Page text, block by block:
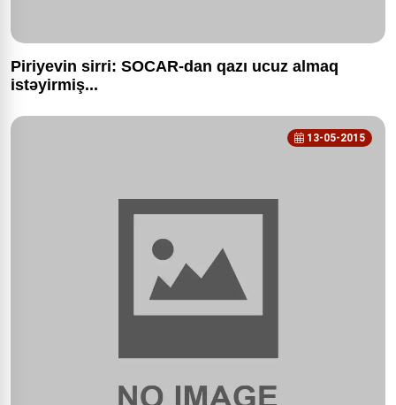
Piriyevin sirri: SOCAR-dan qazı ucuz almaq
istəyirmiş...
13-05-2015